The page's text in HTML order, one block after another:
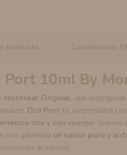
producto Comentarios
Port 10ml By
Montreal Original, una
Old Port te sorprenderá
rica y con cuerpo. Gracias
nos garantiza un sabor puro y
al mínimo.